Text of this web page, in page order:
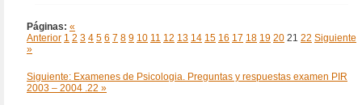
Páginas: «
Anterior 1 2 3 4 5 6 7 8 9 10 11 12 13 14 15 16 17 18 19 20 21 22 Siguiente
»
Siguiente: Examenes de Psicologia. Preguntas y respuestas examen PIR
2003 – 2004 .22 »